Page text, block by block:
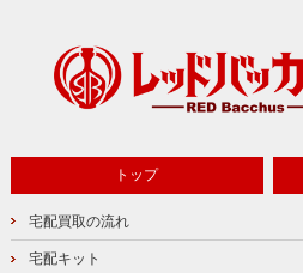
トップ
宅配買取の流れ
宅配キット